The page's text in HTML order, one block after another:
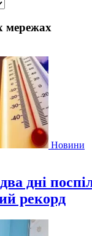
мережах
Новини
дні
рекорд